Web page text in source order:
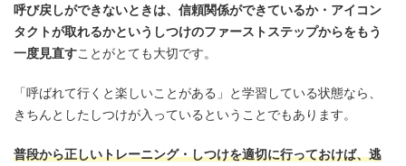
呼び戻しができないときは、信頼関係ができているか・アイコン
タクトが取れるかというしつけのファーストステップからをもう
一度見直すことがとても大切です。
「呼ばれて行くと楽しいことがある」と学習している状態なら、
きちんとしたしつけが入っているということでもあります。
普段から正しいトレーニング・しつけを適切に行っておけば、逃